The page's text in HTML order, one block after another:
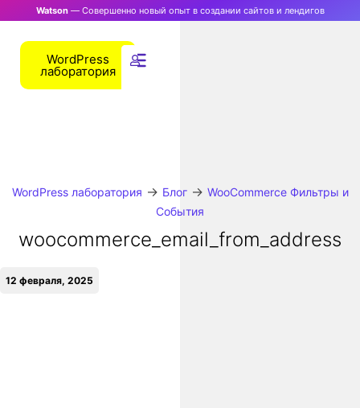
Watson— Совершенно новый опыт в создании сайтов и лендигов
WordPress
лаборатория
WordPress лаборатория → Блог→ WooCommerce Фильтры и
События
woocommerce_email_from_address
12 февраля, 2025